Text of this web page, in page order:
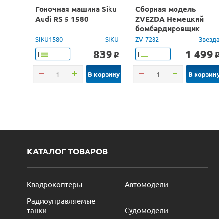
Гоночная машина Siku
Audi RS 5 1580
SIKU1580 SIKU
Т 839 o
В корзину
Сборная модель
ZVEZDA Немецкий
бомбардировщик
Юнкерс Ju-88, 1/72
ZV-7282 Звезда
Т 1 499 o
В
КАТАЛОГ ТОВАРОВ
Квадрокоптеры
Автомодели
Радиоуправляемые
танки
Судомодели